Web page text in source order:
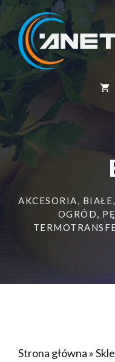
Przejdź
treści
AKCESORIA, BIAŁE,
OGRÓD,
Strona główna »